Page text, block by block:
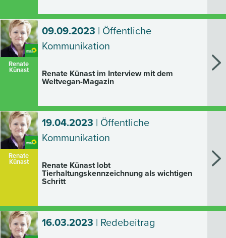
Renate
Künast
09.09.2023 | Öffentliche
Kommunikation
Renate Künast im Interview mit dem
Weltvegan-Magazin
Renate
Künast
19.04.2023 | Öffentliche
Kommunikation
Renate Künast lobt
Tierhaltungskennzeichnung als wichtigen
Schritt
16.03.2023 | Redebeitrag